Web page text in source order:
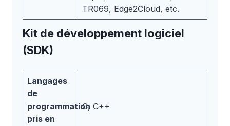
TR069, Edge2Cloud, etc.
Kit de développement logiciel
(SDK)
Langages
de
programmation
pris en
C, C++